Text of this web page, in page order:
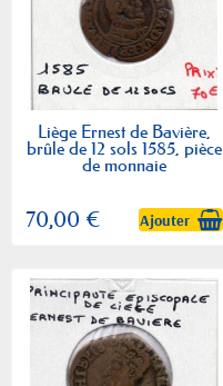
Liège Ernest de Bavière,
brûle de 12 sols 1585, pièce
de monnaie
70,00 € Ajouter